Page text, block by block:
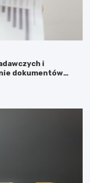
i
dokumentów